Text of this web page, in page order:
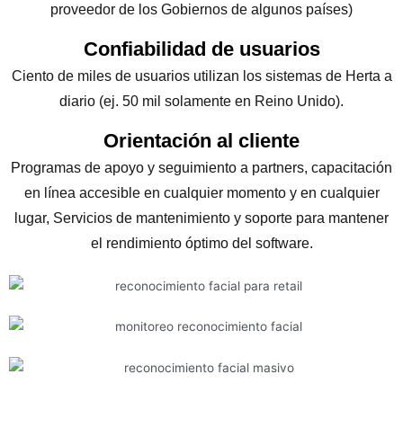
proveedor de los Gobiernos de algunos países)
Confiabilidad de usuarios
Ciento de miles de usuarios utilizan los sistemas de Herta a
diario (ej. 50 mil solamente en Reino Unido).
Orientación al cliente
Programas de apoyo y seguimiento a partners, capacitación
en línea accesible en cualquier momento y en cualquier
lugar, Servicios de mantenimiento y soporte para mantener
el rendimiento óptimo del software.